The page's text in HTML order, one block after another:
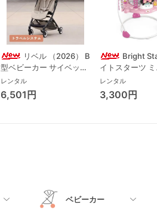
リベル （2026） B
型ベビーカー サイベック
ス(cybex)
レンタル
6,501円
Bright
イトスターツ
ス フォーエバ
レンド ジャン
パルー キッズ
レンタル
3,300円
ベビーカー